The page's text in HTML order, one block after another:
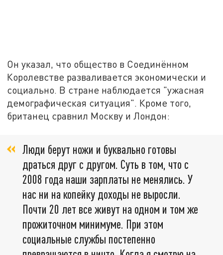
Он указал, что общество в Соединённом
Королевстве разваливается экономически и
социально. В стране наблюдается "ужасная
демографическая ситуация". Кроме того,
британец сравнил Москву и Лондон:
Люди берут ножи и буквально готовы
драться друг с другом. Суть в том, что с
2008 года наши зарплаты не менялись. У
нас ни на копейку доходы не выросли.
Почти 20 лет все живут на одном и том же
прожиточном минимуме. При этом
социальные службы постепенно